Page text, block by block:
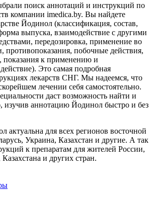
поиск аннотаций и инструкций по
компании imedica.by. Вы найдете
Йодинол (классификация, состав,
выпуска, взаимодействие с другими
передозировка, применение во
противопоказания, побочные действия,
показания к применению и
Это самая подробная
лекарств СНГ. Мы надеемся, что
лечении себя самостоятельно.
даст возможность найти и
изучив аннотацию Йодинол быстро и без
актуальна для всех регионов восточной
Украина, Казахстан и другие. А так
к препаратам для жителей России,
и других стран.